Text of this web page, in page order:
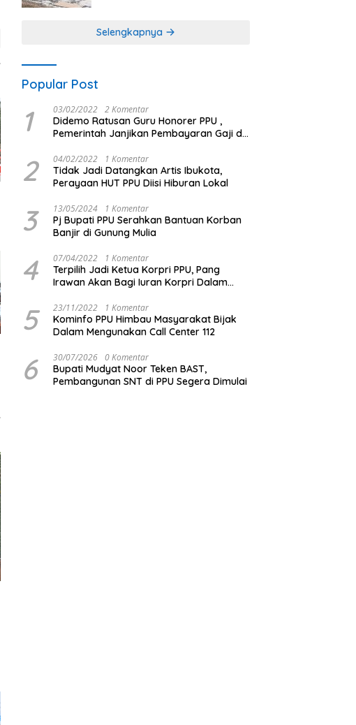
Selengkapnya
Popular Post
1 03/02/2022 2 Komentar
Didemo Ratusan Guru Honorer PPU ,
Pemerintah Janjikan Pembayaran Gaji di
2 04/02/2022 1 Komentar
Tidak Jadi Datangkan Artis Ibukota,
Perayaan HUT PPU Diisi Hiburan Lokal
3 13/05/2024 1 Komentar
Pj Bupati PPU Serahkan Bantuan Korban
Banjir di Gunung Mulia
4 07/04/2022 1 Komentar
Terpilih Jadi Ketua Korpri PPU, Pang
Irawan Akan Bagi Iuran Korpri Dalam
5 23/11/2022 1 Komentar
Kominfo PPU Himbau Masyarakat Bijak
Dalam Mengunakan Call Center 112
6 30/07/2026 0 Komentar
Bupati Mudyat Noor Teken BAST,
Pembangunan SNT di PPU Segera Dimulai